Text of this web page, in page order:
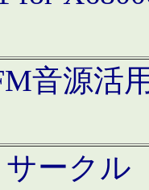
音源活
ークル